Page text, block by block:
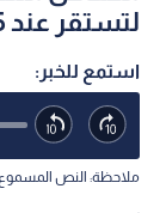
لتستقر عند 57.65 دولارا للأونصة
استمع للخبر:
ملاحظة: النص المسموع